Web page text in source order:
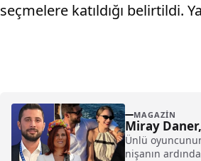
seçmelere katıldığı belirtildi.
MAGAZIN
Miray
Ünlü
nişanın